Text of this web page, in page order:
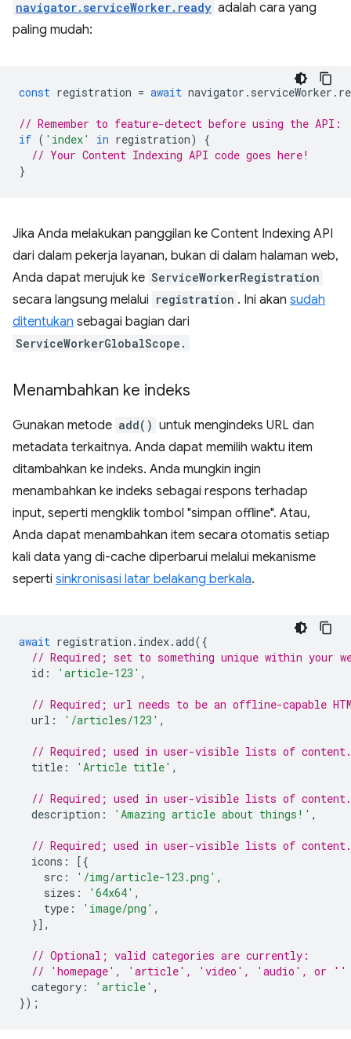
navigator.serviceWorker.ready adalah cara yang
paling mudah:
const registration = await navigator . serviceWorker .
// Remember to feature-detect before using the API:
if ( 'index' in registration)
{
// Your Content Indexing API code goes here!
}
Jika Anda melakukan panggilan ke Content Indexing API
dari dalam pekerja layanan, bukan di dalam halaman web,
Anda dapat merujuk ke ServiceWorkerRegistration
secara langsung melalui registration . Ini akan sudah
ditentukan sebagai bagian dari
ServiceWorkerGlobalScope.
Menambahkan ke indeks
Gunakan metode add() untuk mengindeks URL dan
metadata terkaitnya. Anda dapat memilih waktu item
ditambahkan ke indeks. Anda mungkin ingin
menambahkan ke indeks sebagai respons terhadap
input, seperti mengklik tombol "simpan offline". Atau,
Anda dapat menambahkan item secara otomatis setiap
kali data yang di-cache diperbarui melalui mekanisme
seperti sinkronisasi latar belakang berkala.
await registration . index.add({
// Required; set to something unique within your
id : 'article-123' ,
// Required; url needs to be an offline-capable
url : '/articles/123' ,
// Required; used in user-visible lists of content.
title : 'Article title' ,
// Required; used in user-visible lists of content.
description : 'Amazing article about things!' ,
// Required; used in user-visible lists of content.
icons :
[{
src : '/img/article-123.png' ,
sizes : '64x64' ,
type : 'image/png' ,
}],
// Optional; valid categories are currently:
// 'homepage', 'article', 'video', 'audio', or ''
category : 'article' ,
});